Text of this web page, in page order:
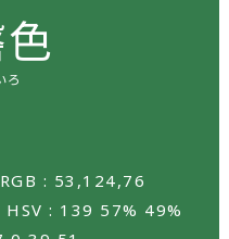
ろ
RGB : 53,124,76
HSV : 139 57% 49%